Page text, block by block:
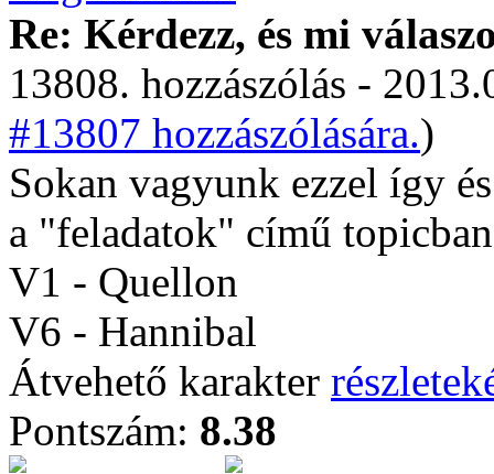
Re: Kérdezz, és mi
13808. hozzászólás -
#13807 hozzászólására.)
Sokan vagyunk ezzel így
a "feladatok" című
V1 - Quellon
V6 - Hannibal
Átvehető karakter
Pontszám: 8.38